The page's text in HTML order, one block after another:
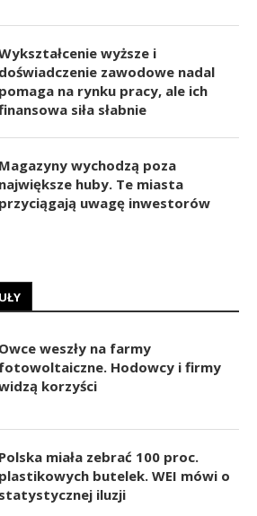
wyższe i
doświadczenie zawodowe nadal
pomaga na rynku pracy, ale ich
siła słabnie
Magazyny wychodzą poza
największe huby. Te miasta
przyciągają uwagę inwestorów
Owce weszły na farmy
fotowoltaiczne. Hodowcy i firmy
korzyści
Polska miała zebrać 100 proc.
plastikowych butelek. WEI mówi o
statystycznej iluzji